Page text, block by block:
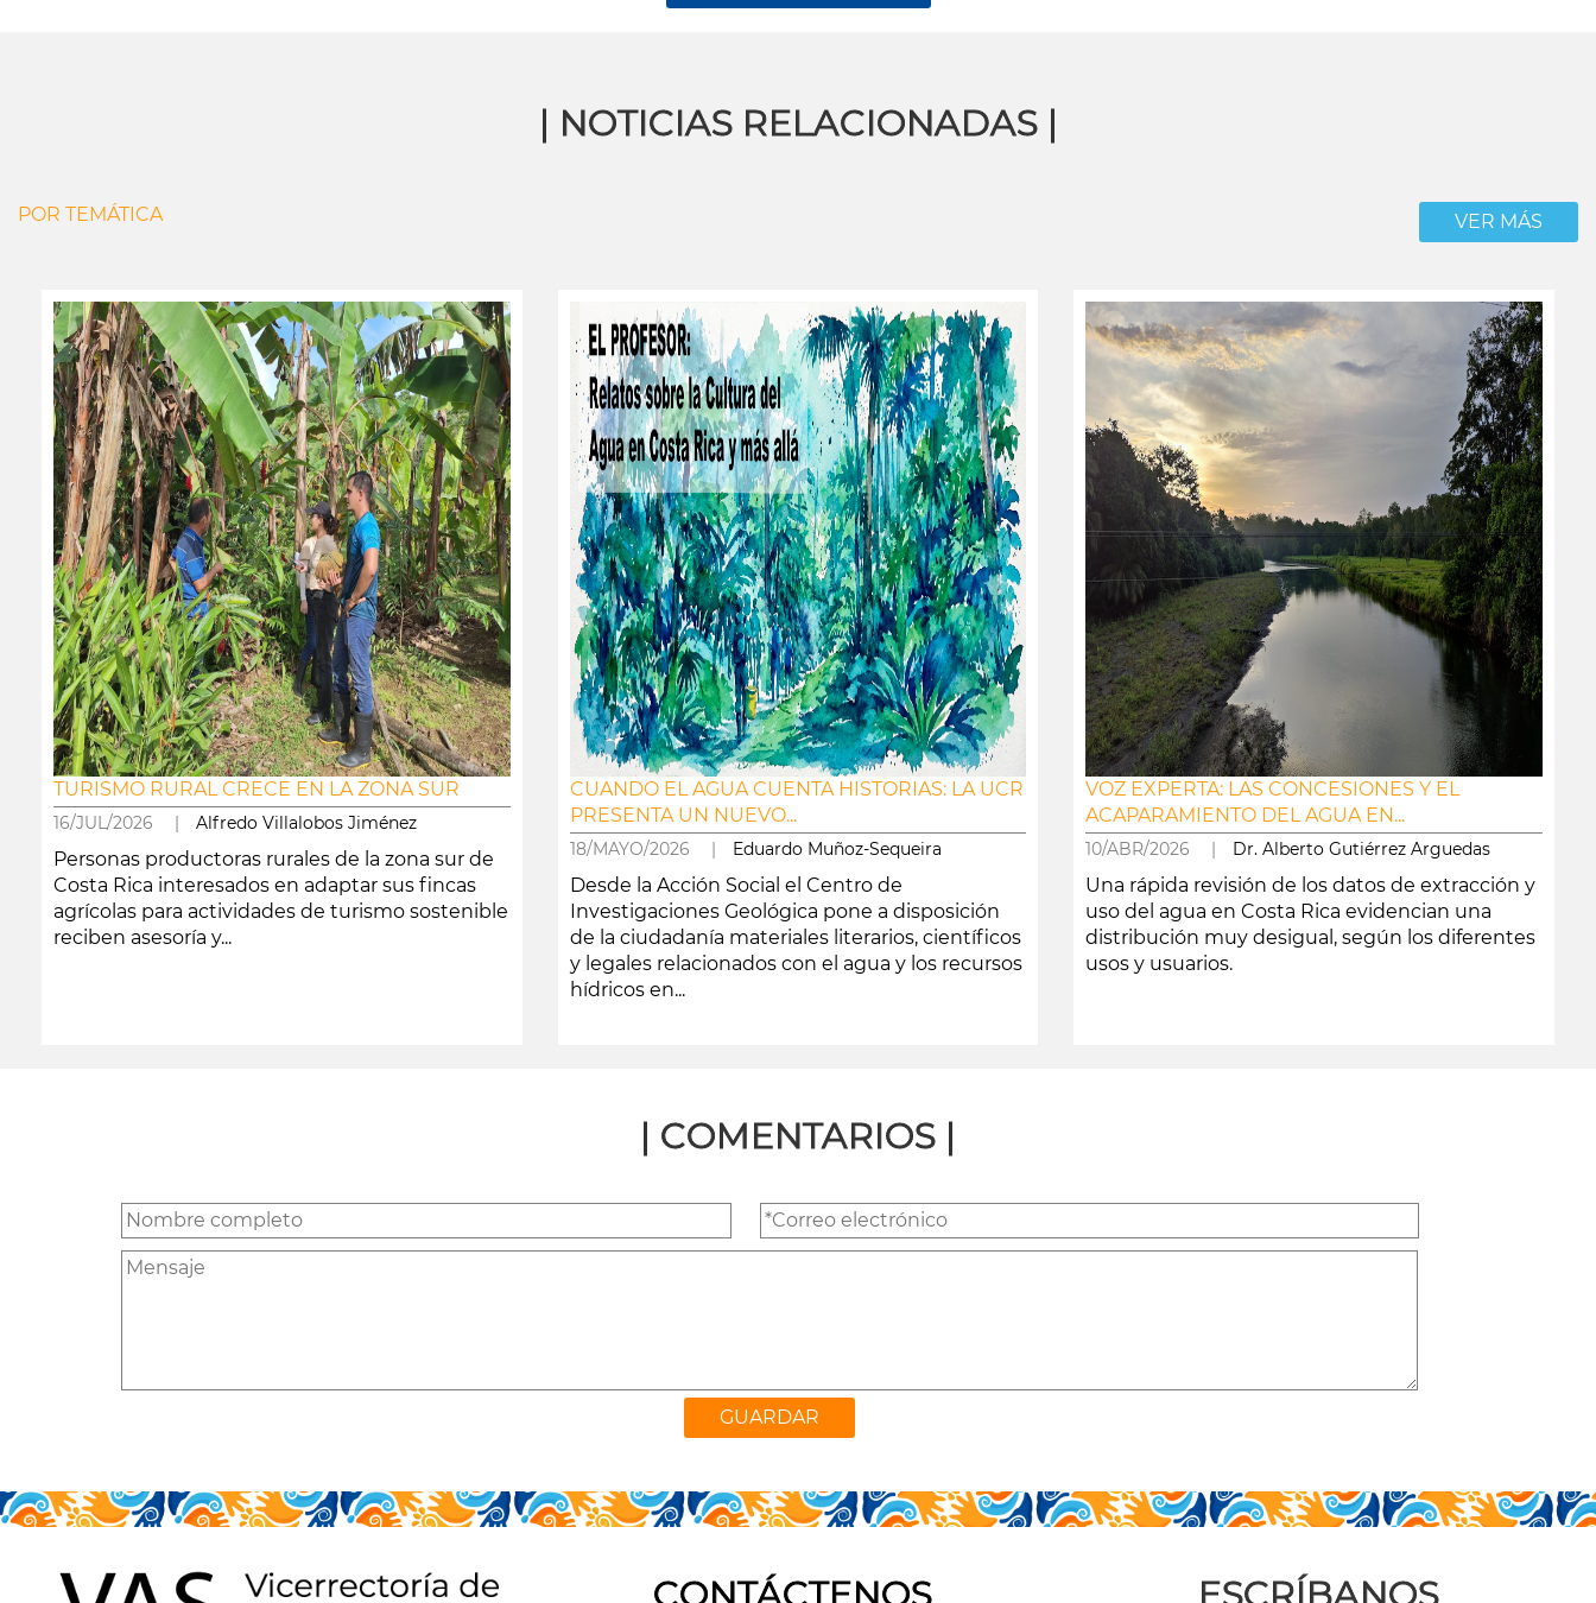
| NOTICIAS RELACIONADAS |
POR TEMÁTICA VER MÁS
TURISMO RURAL CRECE EN LA ZONA SUR
16/JUL/2026 | Alfredo Villalobos Jiménez
Personas productoras rurales de la zona sur de
Costa Rica interesados en adaptar sus fincas
agrícolas para actividades de turismo sostenible
reciben asesoría y...
CUANDO EL AGUA CUENTA HISTORIAS: LA UCR
PRESENTA UN NUEVO...
18/MAYO/2026 | Eduardo Muñoz-Sequeira
Desde la Acción Social el Centro de
Investigaciones Geológica pone a disposición
de la ciudadanía materiales literarios, científicos
y legales relacionados con el agua y los recursos
hídricos en...
VOZ EXPERTA: LAS CONCESIONES Y EL
ACAPARAMIENTO DEL AGUA EN...
10/ABR/2026 | Dr. Alberto Gutiérrez Arguedas
Una rápida revisión de los datos de extracción y
uso del agua en Costa Rica evidencian una
distribución muy desigual, según los diferentes
usos y usuarios.
| COMENTARIOS |
CONTÁCTENOS ESCRÍBANOS